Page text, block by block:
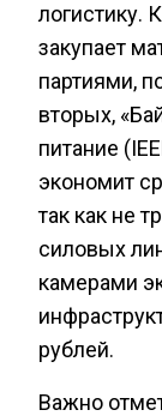
логистику.
закупает
партиями,
вторых,
питание
экономит
так как не
силовых
камерами
рублей.
Важно